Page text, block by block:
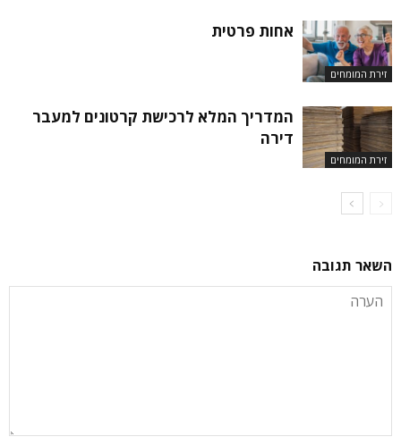
זירת המומחים
אחות פרטית
זירת המומחים
המדריך המלא לרכישת קרטונים למעבר
דירה
השאר תגובה